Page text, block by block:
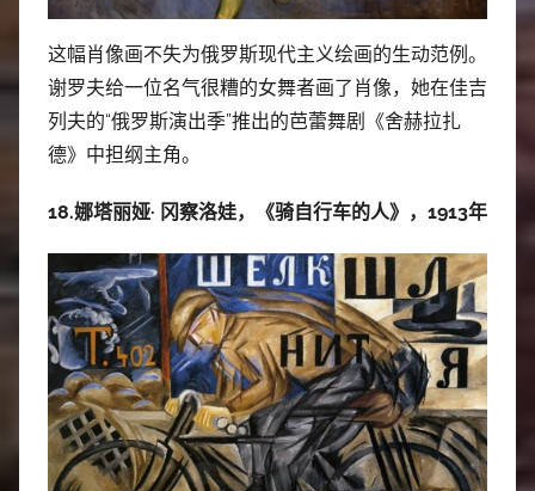
这幅肖像画不失为俄罗斯现代主义绘画的生动范例。
谢罗夫给一位名气很糟的女舞者画了肖像，她在佳吉
列夫的“俄罗斯演出季”推出的芭蕾舞剧《舍赫拉扎
德》中担纲主角。
18.娜塔丽娅· 冈察洛娃，《骑自行车的人》，1913年